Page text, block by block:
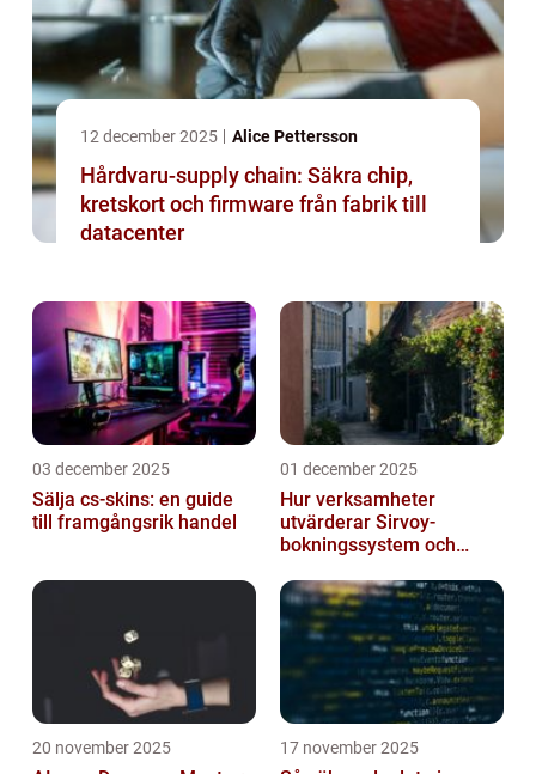
12 december 2025 Alice Pettersson
Hårdvaru-supply chain: Säkra chip,
kretskort och firmware från fabrik till
datacenter
03 december 2025
Sälja cs-skins: en guide
till framgångsrik handel
01 december 2025
Hur verksamheter
utvärderar Sirvoy-
bokningssystem och
20 november 2025 17 november 2025